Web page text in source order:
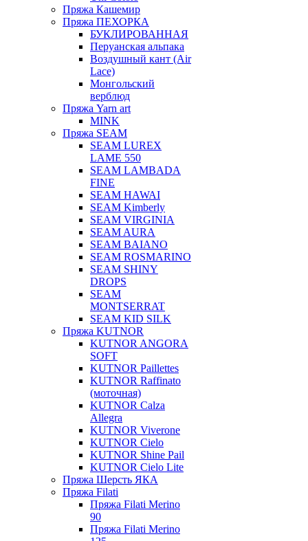
Пряжа Кашемир
Пряжа ПЕХОРКА
БУКЛИРОВАННАЯ
Перуанская альпака
Воздушный кант (Air
Lace)
Монгольский
верблюд
Пряжа Yarn art
MINK
Пряжа SEAM
SEAM LUREX
LAME 550
SEAM LAMBADA
FINE
SEAM HAWAI
SEAM Kimberly
SEAM VIRGINIA
SEAM AURA
SEAM BAIANO
SEAM ROSMARINO
SEAM SHINY
DROPS
SEAM
MONTSERRAT
SEAM KID SILK
Пряжа KUTNOR
KUTNOR ANGORA
SOFT
KUTNOR Paillettes
KUTNOR Raffinato
(моточная)
KUTNOR Calza
Allegra
KUTNOR Viverone
KUTNOR Cielo
KUTNOR Shine Pail
KUTNOR Cielo Lite
Пряжа Шерсть ЯКА
Пряжа Filati
Пряжа Filati Merino
90
Пряжа Filati Merino